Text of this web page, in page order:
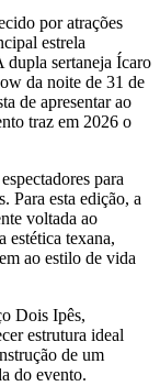
por atrações
estrela
dupla sertaneja Ícaro
da noite de 31 de
de apresentar ao
traz em 2026 o
para
Para esta edição, a
voltada ao
estética texana,
ao estilo de vida
Dois Ipês,
estrutura ideal
de um
do evento.